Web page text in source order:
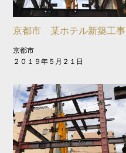
京都市 某ホテル新築工事
京都市
２０１９年５月２１日